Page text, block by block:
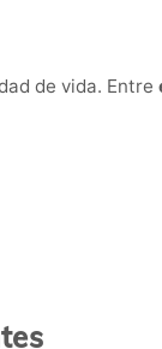
de vida. Entre